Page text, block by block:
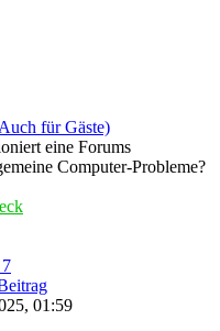
für Gäste)
eine Forums
Computer-Probleme?
01:59